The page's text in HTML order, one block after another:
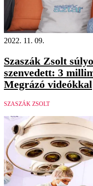
2022. 11. 09.
Szaszák Zsolt
szenvedett: 3
Megrázó videókkal
SZASZÁK ZSOLT